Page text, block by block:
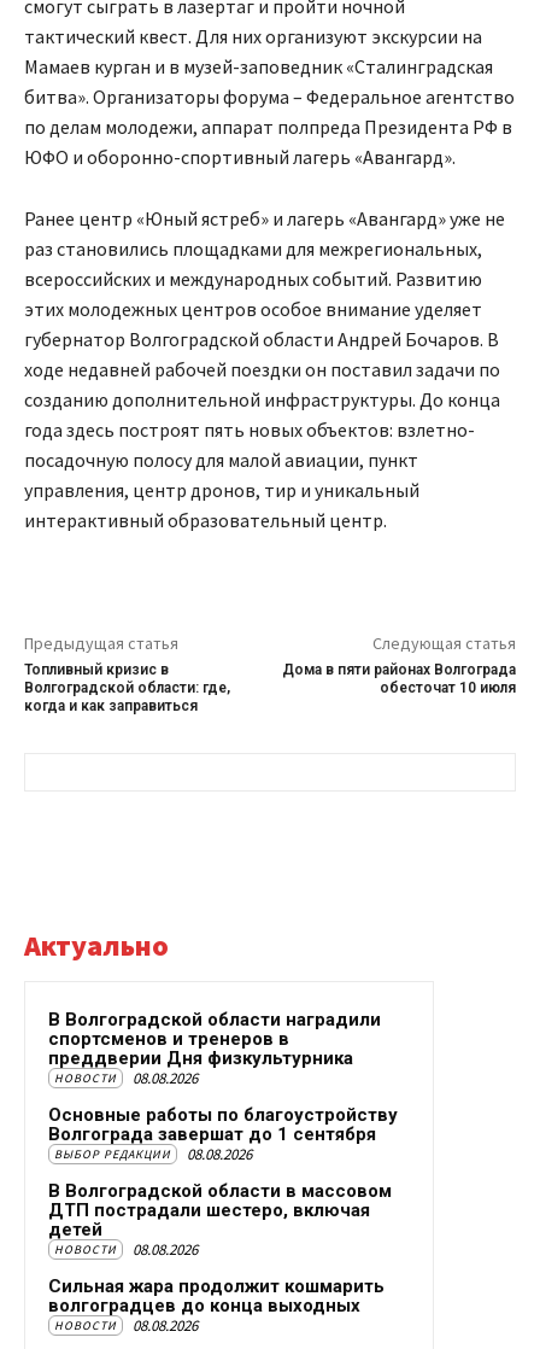
смогут сыграть в лазертаг и пройти ночной
тактический квест. Для них организуют экскурсии на
Мамаев курган и в музей-заповедник «Сталинградская
битва». Организаторы форума – Федеральное агентство
по делам молодежи, аппарат полпреда Президента РФ в
ЮФО и оборонно-спортивный лагерь «Авангард».
Ранее центр «Юный ястреб» и лагерь «Авангард» уже не
раз становились площадками для межрегиональных,
всероссийских и международных событий. Развитию
этих молодежных центров особое внимание уделяет
губернатор Волгоградской области Андрей Бочаров. В
ходе недавней рабочей поездки он поставил задачи по
созданию дополнительной инфраструктуры. До конца
года здесь построят пять новых объектов: взлетно-
посадочную полосу для малой авиации, пункт
управления, центр дронов, тир и уникальный
интерактивный образовательный центр.
Предыдущая статья
Топливный кризис в
Волгоградской области: где,
когда и как заправиться
Следующая статья
Дома в пяти районах Волгограда
обесточат 10 июля
Актуально
В Волгоградской области наградили
спортсменов и тренеров в
преддверии Дня физкультурника
НОВОСТИ 08.08.2026
Основные работы по благоустройству
Волгограда завершат до 1 сентября
ВЫБОР РЕДАКЦИИ 08.08.2026
В Волгоградской области в массовом
ДТП пострадали шестеро, включая
детей
НОВОСТИ 08.08.2026
Сильная жара продолжит кошмарить
волгоградцев до конца выходных
НОВОСТИ 08.08.2026